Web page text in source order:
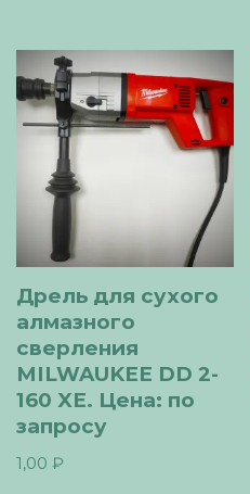
Дрель для сухого
алмазного
сверления
MILWAUKEE DD 2-
160 XE. Цена: по
запросу
1,00 ₽